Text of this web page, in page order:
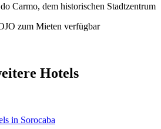
Carmo, dem historischen Stadtzentrum
zum Mieten verfügbar
Hotels
in Sorocaba